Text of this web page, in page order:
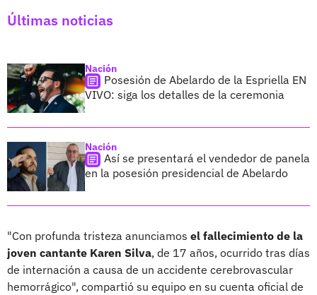
Últimas noticias
Nación
Posesión de Abelardo de la Espriella EN
VIVO: siga los detalles de la ceremonia
Nación
Así se presentará el vendedor de panela
en la posesión presidencial de Abelardo
"Con profunda tristeza anunciamos el fallecimiento de la
joven cantante Karen Silva, de 17 años, ocurrido tras días
de internación a causa de un accidente cerebrovascular
hemorrágico", compartió su equipo en su cuenta oficial de